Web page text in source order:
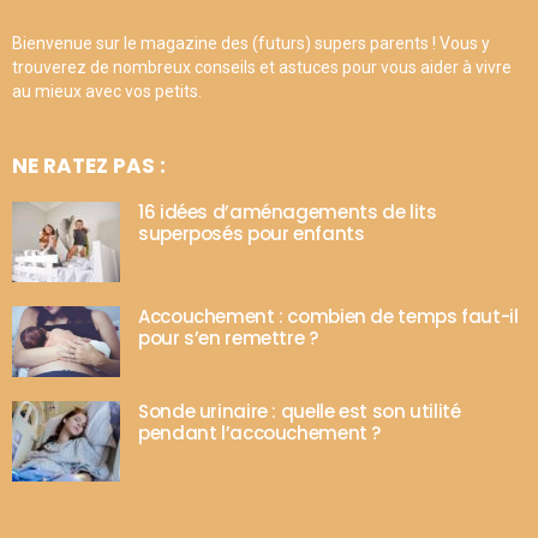
Bienvenue sur le magazine des (futurs) supers parents ! Vous y
trouverez de nombreux conseils et astuces pour vous aider à vivre
au mieux avec vos petits.
NE RATEZ PAS :
16 idées d’aménagements de lits
superposés pour enfants
Accouchement : combien de temps faut-il
pour s’en remettre ?
Sonde urinaire : quelle est son utilité
pendant l’accouchement ?